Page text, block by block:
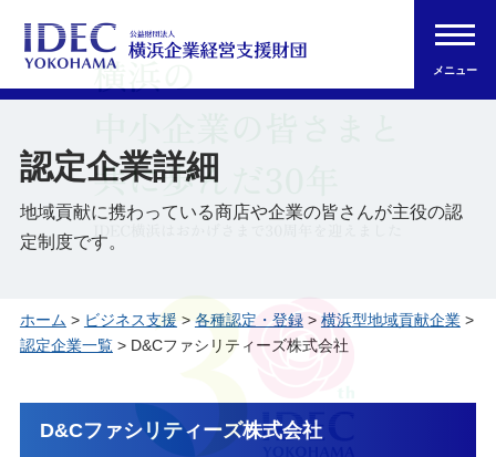
メニュー
認定企業詳細
地域貢献に携わっている商店や企業の皆さんが主役の認
定制度です。
ホーム > ビジネス支援 > 各種認定・登録> 横浜型地域貢献企業>
認定企業一覧> D&Cファシリティーズ株式会社
D&Cファシリティーズ株式会社